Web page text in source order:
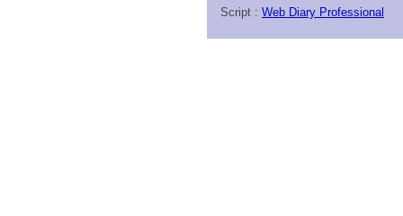
Script : Web Diary Professional